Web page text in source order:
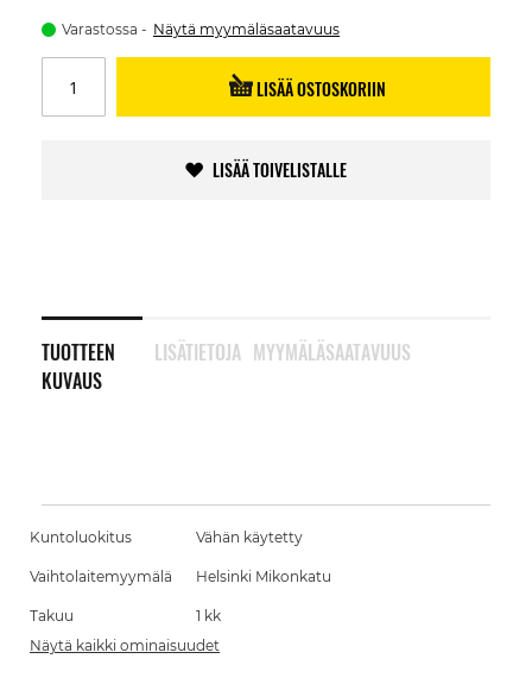
Varastossa Näytä myymäläsaatavuus
LISÄÄ OSTOSKORIIN
LISÄÄ TOIVELISTALLE
TUOTTEEN
KUVAUS
LISÄTIETOJA MYYMÄLÄSAATAVUUS
Kuntoluokitus Vähän käytetty
Vaihtolaitemyymälä Helsinki Mikonkatu
Takuu
1 kk
Näytä kaikki ominaisuudet